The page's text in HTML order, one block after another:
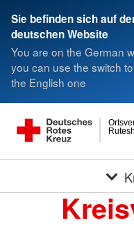
Sie befinden sich auf
deutschen Website
You are on the German
you can use the switch
the English one